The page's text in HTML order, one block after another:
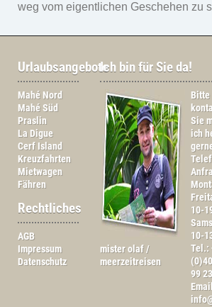
weg vom eigentlichen Geschehen zu
Urlaubsangebote
Mahé Nord
Mahé Süd
Praslin
La Digue
Cerf Island
Kreuzfahrten
Mietwagen
Fähren
Rechtliches
AGB
Impressum
Datenschutz
Ich bin für Sie da!
mister olaf /
meerzeitreisen
Bitte
Sie
ich
10-
10-
Tel.:
99 23